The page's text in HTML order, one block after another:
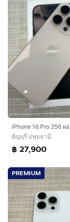
iPhone 16 Pro 256 ผ่
ธัญบุรี ปทุมธานี
฿ 27,900
PREMIUM